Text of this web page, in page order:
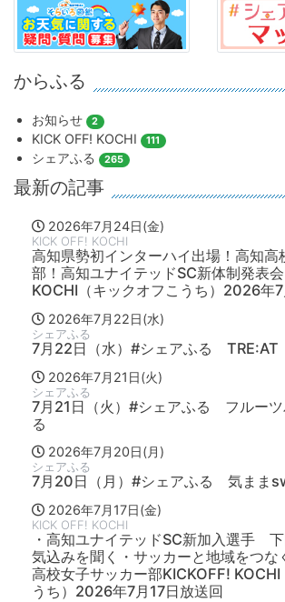
からふる
お知らせ 2
KICK OFF! KOCHI 111
シェアふる 265
最新の記事
2026年7月24日(金)
KICK OFF! KOCHI
高知県勢初インターハイ出場！高知高
部！高知ユナイテッドSC新体制発表
KOCHI（キックオフこうち）2026年
2026年7月22日(水)
シェアふる
7月22日（水）#シェアふる TRE:AT
2026年7月21日(火)
シェアふる
7月21日（火）#シェアふる フルーツ
る
2026年7月20日(月)
シェアふる
7月20日（月）#シェアふる 気まま
2026年7月17日(金)
KICK OFF! KOCHI
・高知ユナイテッドSC新加入選手
気込みを聞く・サッカーと地域をつ
高校女子サッカー部KICKOFF! KOCHI
うち）2026年7月17日放送回